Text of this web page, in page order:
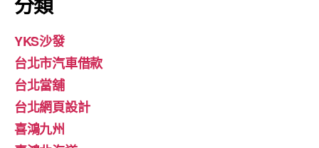
YKS沙發
台北市汽車借款
台北當舖
台北網頁設計
喜鴻九州